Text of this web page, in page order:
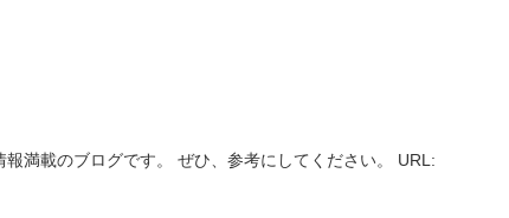
報満載のブログです。 ぜひ、参考にしてください。 URL: